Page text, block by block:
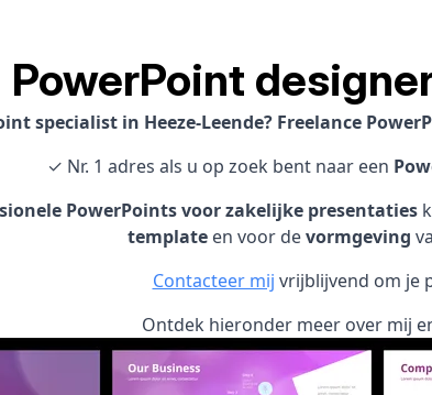
PowerPoint
specialist in Heeze-Leende? Freelance
✓ Nr. 1 adres als u op zoek bent naar een
PowerPoints voor zakelijke presentaties
template en voor devormgeving
Contacteer mij vrijblijvend om je
Ontdek hieronder meer over mij